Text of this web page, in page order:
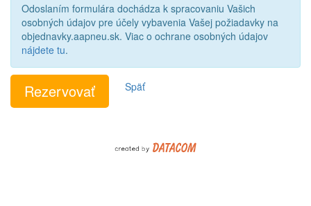
Odoslaním formulára dochádza k spracovaniu Vašich
osobných údajov pre účely vybavenia Vašej požiadavky na
objednavky.aapneu.sk. Viac o ochrane osobných údajov
nájdete tu.
Späť